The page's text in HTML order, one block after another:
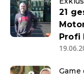
21
Profi
Game